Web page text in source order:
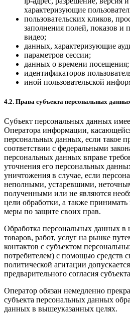
характеризующие
пользовательских кликов,
заполнения полей, показов и
видео;
данных, характеризующие
параметров сессии;
данных о времени посещения;
идентификаторов
иной пользовательской
4.2. Права субъекта персональных
Субъект персональных данных
Оператора информации,
персональных данных, если такое
соответствии с федеральными
персональных данных вправе
уточнения его персональных
уничтожения в случае, если
неполными, устаревшими,
полученными или не являются
цели обработки, а также
меры по защите своих прав.
Обработка персональных данных в
товаров, работ, услуг на рынке
контактов с субъектом
потребителем) с помощью средств
политической агитации
предварительного согласия
Оператор обязан немедленно
субъекта персональных данных
данных в вышеуказанных целях.